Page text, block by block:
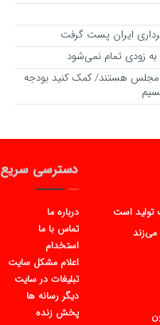
ایران پست گرفت
به زودی تمام نمی‌شود
مجلس هستند/ کمک کنید بودجه
تولید است
می‌زند
دسترسی سریع
درباره ما
تماس با ما
استخدام
اعلام مشکل سایت
تبلیغات در سایت
دیگر رسانه ها
پخش زنده